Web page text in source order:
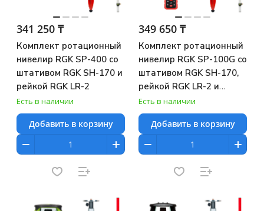
341 250 ₸
Комплект ротационный
нивелир RGK SP-400 со
штативом RGK SH-170 и
рейкой RGK LR-2
Есть в наличии
Добавить в корзину
349 650 ₸
Комплект ротационный
нивелир RGK SP-100G со
штативом RGK SH-170,
рейкой RGK LR-2 и
лазерным дальномером
RGK DL100
Есть в наличии
Добавить в корзину